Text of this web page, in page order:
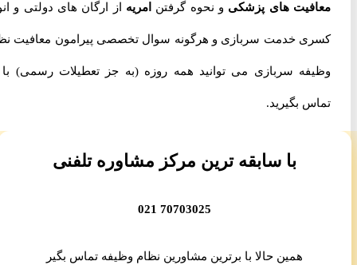
معافیت های پزشکیو نحوه گرفتن امریهاز ارگان های دولتی و انواع
کسری خدمت سربازی و هرگونه سوال تخصصی پیرامون معافیت نظام
وظیفه سربازی می توانید همه روزه (به جز تعطیلات رسمی) با ما
تماس بگیرید.
با سابقه ترین مرکز مشاوره تلفنی
70703025 021
همین حالا با برترین مشاورین نظام وظیفه تماس بگیر